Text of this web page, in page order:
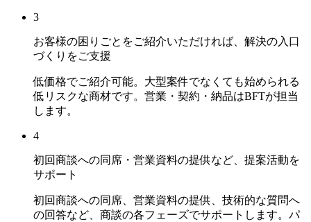
3
お客様の困りごとをご紹介いただければ、解決の入口
づくりをご支援
低価格でご紹介可能。大型案件でなくても始められる
低リスクな商材です。営業・契約・納品はBFTが担当
します。
4
初回商談への同席・営業資料の提供など、提案活動を
サポート
初回商談への同席、営業資料の提供、技術的な質問へ
の回答など、商談の各フェーズでサポートします。パ